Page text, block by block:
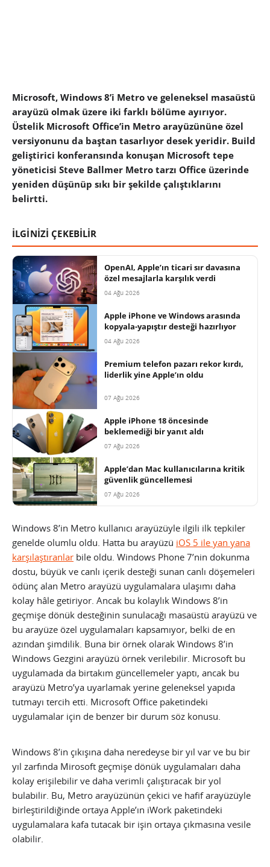
Microsoft, Windows 8’i Metro ve geleneksel masaüstü
arayüzü olmak üzere iki farklı bölüme ayırıyor.
Üstelik Microsoft Office’in Metro arayüzününe özel
versiyonunu da baştan tasarlıyor desek yeridir. Build
geliştirici konferansında konuşan Microsoft tepe
yöneticisi Steve Ballmer Metro tarzı Office üzerinde
yeniden düşünüp sıkı bir şekilde çalıştıklarını
belirtti.
İLGİNİZİ ÇEKEBİLİR
OpenAI, Apple’ın ticari sır davasına
özel mesajlarla karşılık verdi
04 Ağu 2026
Apple iPhone ve Windows arasında
kopyala-yapıştır desteği hazırlıyor
04 Ağu 2026
Premium telefon pazarı rekor kırdı,
liderlik yine Apple’ın oldu
07 Ağu 2026
Apple iPhone 18 öncesinde
beklemediği bir yanıt aldı
07 Ağu 2026
Apple’dan Mac kullanıcılarına kritik
güvenlik güncellemesi
07 Ağu 2026
Windows 8’in Metro kullanıcı arayüzüyle ilgili ilk tepkiler
genelde olumlu oldu. Hatta bu arayüzü iOS 5 ile yan yana
karşılaştıranlar bile oldu. Windows Phone 7’nin dokunma
dostu, büyük ve canlı içerik desteği sunan canlı döşemeleri
ödünç alan Metro arayüzü uygulamalara ulaşımı daha
kolay hâle getiriyor. Ancak bu kolaylık Windows 8’in
geçmişe dönük desteğinin sunulacağı masaüstü arayüzü ve
bu arayüze özel uygulamaları kapsamıyor, belki de en
azından şimdilik. Buna bir örnek olarak Windows 8’in
Windows Gezgini arayüzü örnek verilebilir. Microsoft bu
uygulamada da birtakım güncellemeler yaptı, ancak bu
arayüzü Metro’ya uyarlamak yerine geleneksel yapıda
tutmayı tercih etti. Microsoft Office paketindeki
uygulamalar için de benzer bir durum söz konusu.
Windows 8’in çıkışına daha neredeyse bir yıl var ve bu bir
yıl zarfında Mirosoft geçmişe dönük uygulamaları daha
kolay erişilebilir ve daha verimli çalıştıracak bir yol
bulabilir. Bu, Metro arayüzünün çekici ve hafif arayüzüyle
birleştirildiğinde ortaya Apple’ın iWork paketindeki
uygulamalara kafa tutacak bir işin ortaya çıkmasına vesile
olabilir.